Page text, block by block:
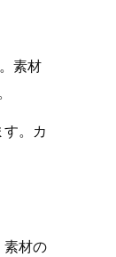
素材
。カ
素材の